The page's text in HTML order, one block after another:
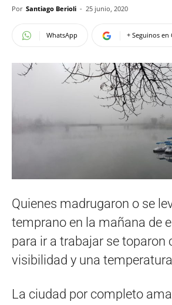
Por Santiago Berioli - 25 junio, 2020
WhatsApp + Seguinos en
Quienes madrugaron o se
temprano en la mañana de
para ir a trabajar se toparon
visibilidad y una
La ciudad por completo